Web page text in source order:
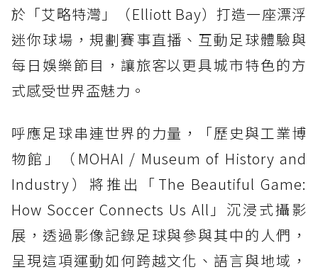
於「艾略特灣」（Elliott Bay）打造一座漂浮
迷你球場，規劃賽事直播、互動足球體驗與
每日娛樂節目，讓旅客以更具城市特色的方
式感受世界盃魅力。
呼應足球串連世界的力量，「歷史與工業博
物館」（MOHAI / Museum of History and
Industry）將推出「The Beautiful Game:
How Soccer Connects Us All」沉浸式攝影
展，透過影像記錄足球與參與其中的人們，
呈現這項運動如何跨越文化、語言與地域，